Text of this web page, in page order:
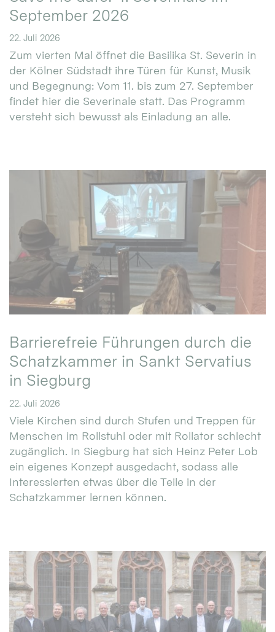
September 2026
22. Juli 2026
Zum vierten Mal öffnet die Basilika St. Severin in
der Kölner Südstadt ihre Türen für Kunst, Musik
und Begegnung: Vom 11. bis zum 27. September
findet hier die Severinale statt. Das Programm
versteht sich bewusst als Einladung an alle.
Barrierefreie Führungen durch die
Schatzkammer in Sankt Servatius
in Siegburg
22. Juli 2026
Viele Kirchen sind durch Stufen und Treppen für
Menschen im Rollstuhl oder mit Rollator schlecht
zugänglich. In Siegburg hat sich Heinz Peter Lob
ein eigenes Konzept ausgedacht, sodass alle
Interessierten etwas über die Teile in der
Schatzkammer lernen können.